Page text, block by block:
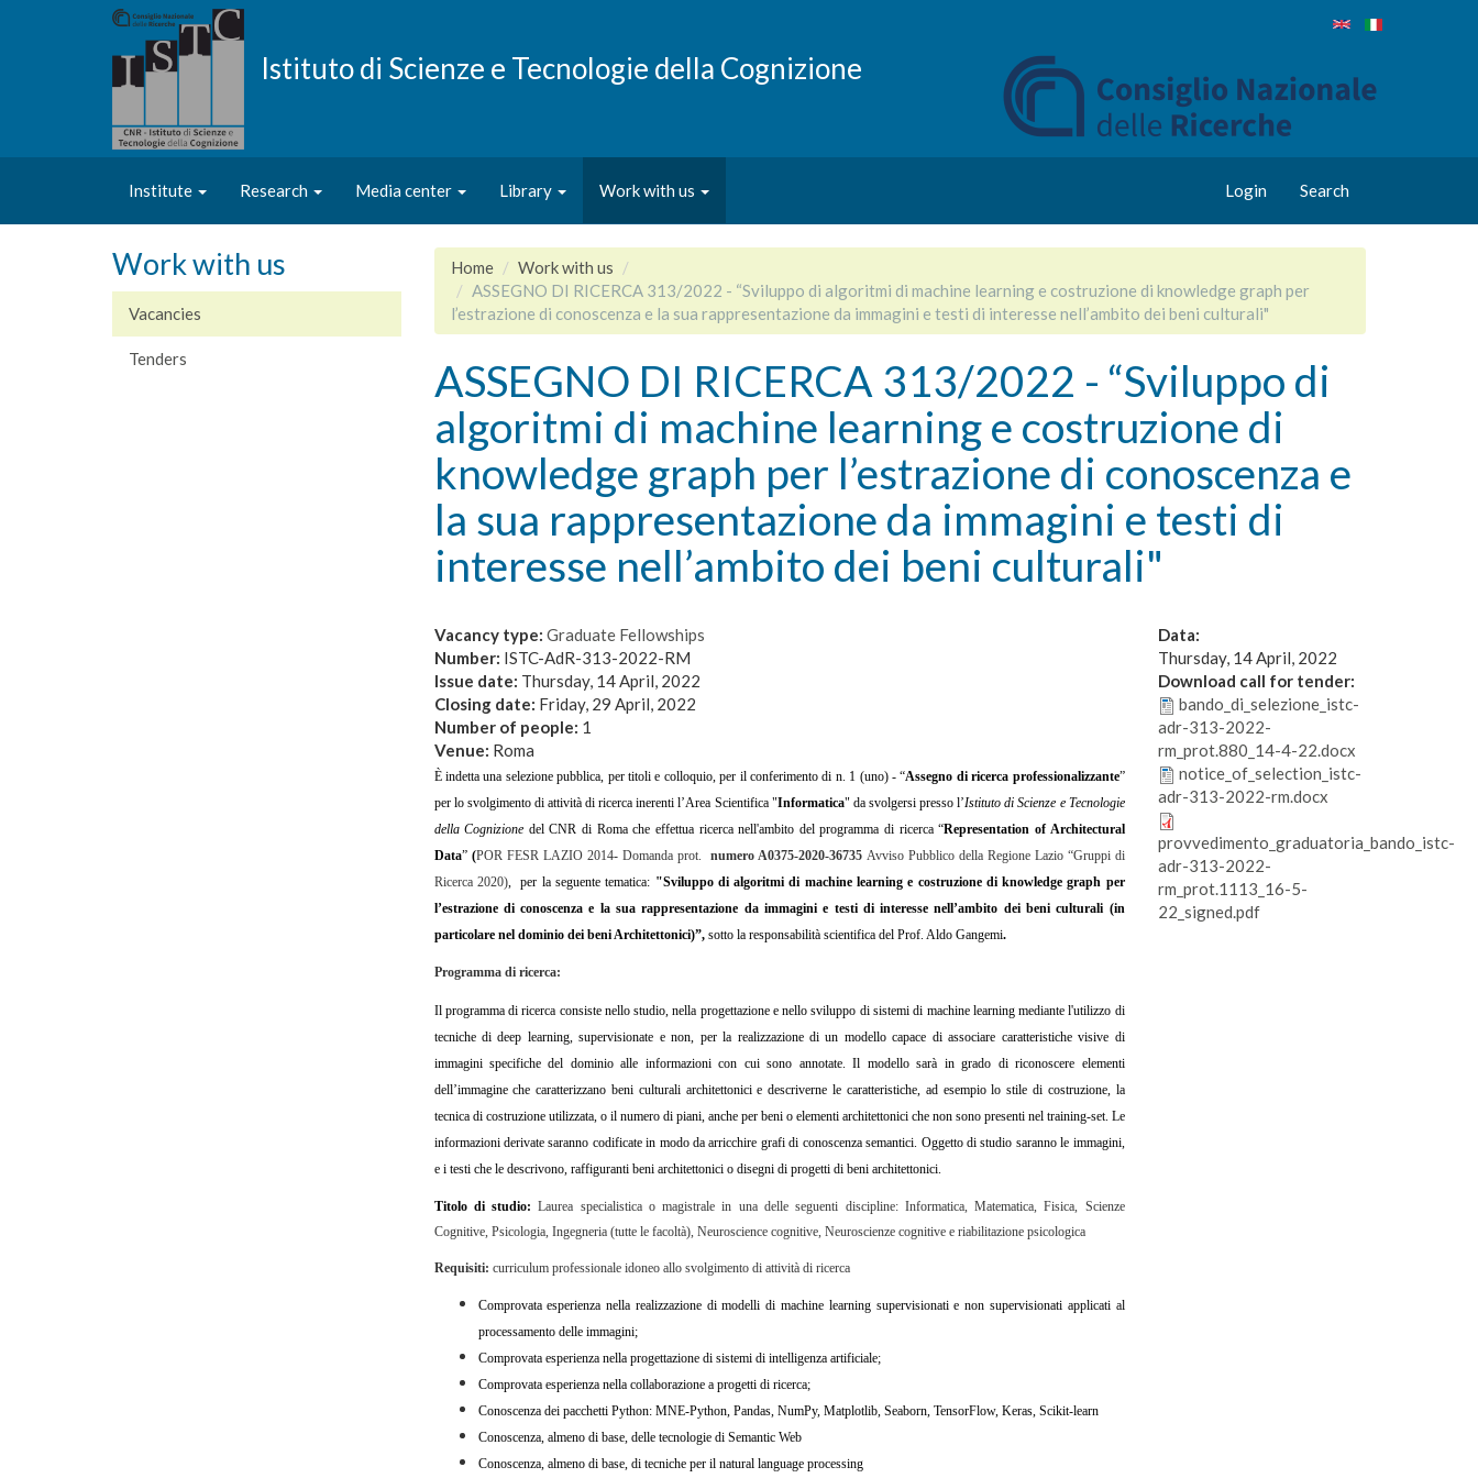
Istituto di Scienze e Tecnologie della Cognizione
Institute Research Media center Library Work with us Login Search
Work with us
Vacancies
Tenders
Home
Work with us
ASSEGNO DI RICERCA 313/2022 - “Sviluppo di algoritmi di machine learning e costruzione di knowledge graph per
l’estrazione di conoscenza e la sua rappresentazione da immagini e testi di interesse nell’ambito dei beni culturali"
ASSEGNO DI RICERCA 313/2022 - “Sviluppo di
algoritmi di machine learning e costruzione di
knowledge graph per l’estrazione di conoscenza e
la sua rappresentazione da immagini e testi di
interesse nell’ambito dei beni culturali"
Vacancy type: Graduate Fellowships
Number: ISTC-AdR-313-2022-RM
Issue date: Thursday, 14 April, 2022
Closing date: Friday, 29 April, 2022
Number of people: 1
Venue: Roma
È indetta una selezione pubblica, per titoli e colloquio, per il conferimento di n. 1 (uno) - “Assegno di ricerca professionalizzante”
per lo svolgimento di attività di ricerca inerenti l’Area Scientifica "Informatica" da svolgersi presso l’Istituto di Scienze e Tecnologie
della Cognizione del CNR di Roma che effettua ricerca nell'ambito del programma di ricerca “Representation of Architectural
Data” (POR FESR LAZIO 2014- Domanda prot. numero A0375-2020-36735 Avviso Pubblico della Regione Lazio “Gruppi di
Ricerca 2020), per la seguente tematica: "Sviluppo di algoritmi di machine learning e costruzione di knowledge graph per
l’estrazione di conoscenza e la sua rappresentazione da immagini e testi di interesse nell’ambito dei beni culturali (in
particolare nel dominio dei beni Architettonici)”, sotto la responsabilità scientifica del Prof. Aldo Gangemi.
Programma di ricerca:
Il programma di ricerca consiste nello studio, nella progettazione e nello sviluppo di sistemi di machine learning mediante l'utilizzo di
tecniche di deep learning, supervisionate e non, per la realizzazione di un modello capace di associare caratteristiche visive di
immagini specifiche del dominio alle informazioni con cui sono annotate. Il modello sarà in grado di riconoscere elementi
dell’immagine che caratterizzano beni culturali architettonici e descriverne le caratteristiche, ad esempio lo stile di costruzione, la
tecnica di costruzione utilizzata, o il numero di piani, anche per beni o elementi architettonici che non sono presenti nel training-set. Le
informazioni derivate saranno codificate in modo da arricchire grafi di conoscenza semantici. Oggetto di studio saranno le immagini,
e i testi che le descrivono, raffiguranti beni architettonici o disegni di progetti di beni architettonici.
Titolo di studio:Laurea specialistica o magistrale in una delle seguenti discipline: Informatica, Matematica, Fisica, Scienze
Cognitive, Psicologia, Ingegneria (tutte le facoltà), Neuroscience cognitive, Neuroscienze cognitive e riabilitazione psicologica
Requisiti: curriculum professionale idoneo allo svolgimento di attività di ricerca
Comprovata esperienza nella realizzazione di modelli di machine learning supervisionati e non supervisionati applicati al
processamento delle immagini;
Comprovata esperienza nella progettazione di sistemi di intelligenza artificiale;
Comprovata esperienza nella collaborazione a progetti di ricerca;
Conoscenza dei pacchetti Python: MNE-Python, Pandas, NumPy, Matplotlib, Seaborn, TensorFlow, Keras, Scikit-learn
Conoscenza, almeno di base, delle tecnologie di Semantic Web
Conoscenza, almeno di base, di tecniche per il natural language processing
Data:
Thursday, 14 April, 2022
Download call for tender:
bando_di_selezione_istc-
adr-313-2022-
rm_prot.880_14-4-22.docx
notice_of_selection_istc-
adr-313-2022-rm.docx
provvedimento_graduatoria_bando_istc-
adr-313-2022-
rm_prot.1113_16-5-
22_signed.pdf